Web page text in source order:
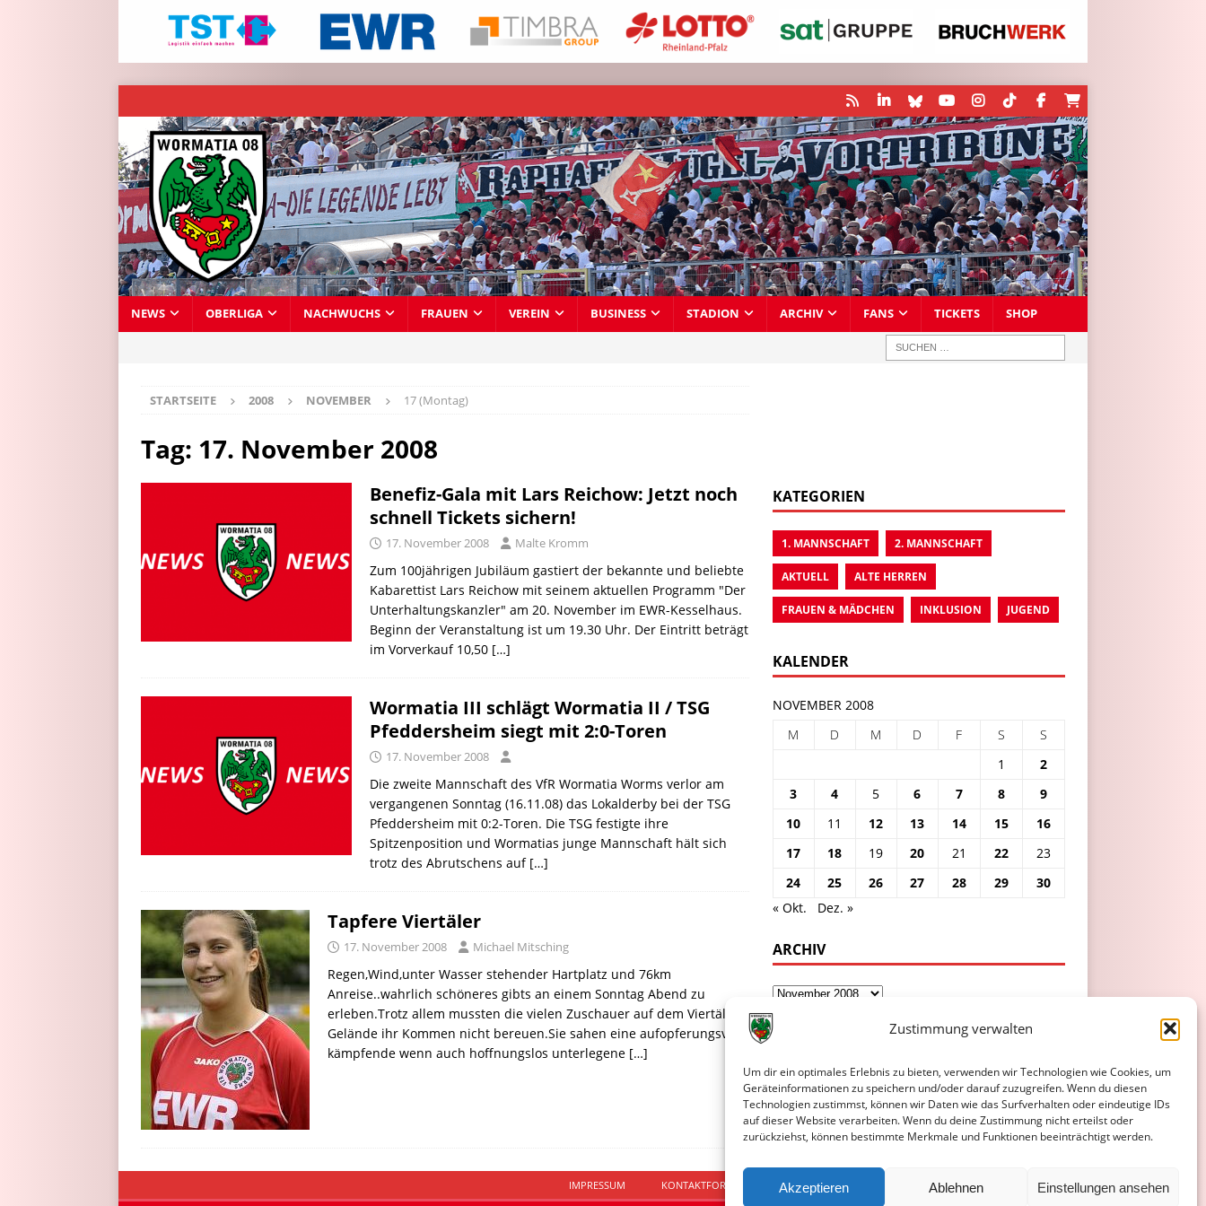
Zustimmung verwalten
Um dir ein optimales Erlebnis zu bieten, verwenden wir Technologien wie Cookies, um
Geräteinformationen zu speichern und/oder darauf zuzugreifen. Wenn du diesen
Technologien zustimmst, können wir Daten wie das Surfverhalten oder eindeutige IDs
auf dieser Website verarbeiten. Wenn du deine Zustimmung nicht erteilst oder
zurückziehst, können bestimmte Merkmale und Funktionen beeinträchtigt werden.
Akzeptieren Ablehnen Einstellungen ansehen
NEWS OBERLIGA NACHWUCHS FRAUEN VEREIN BUSINESS STADION ARCHIV FANS TICKETS SHOP
STARTSEITE 2008 NOVEMBER 17 (Montag)
Tag: 17. November 2008
Benefiz-Gala mit Lars Reichow: Jetzt noch
schnell Tickets sichern!
17. November 2008 Malte Kromm
Zum 100jährigen Jubiläum gastiert der bekannte und beliebte
Kabarettist Lars Reichow mit seinem aktuellen Programm "Der
Unterhaltungskanzler" am 20. November im EWR-Kesselhaus.
Beginn der Veranstaltung ist um 19.30 Uhr. Der Eintritt beträgt
im Vorverkauf 10,50 […]
Wormatia III schlägt Wormatia II / TSG
Pfeddersheim siegt mit 2:0-Toren
17. November 2008
Die zweite Mannschaft des VfR Wormatia Worms verlor am
vergangenen Sonntag (16.11.08) das Lokalderby bei der TSG
Pfeddersheim mit 0:2-Toren. Die TSG festigte ihre
Spitzenposition und Wormatias junge Mannschaft hält sich
trotz des Abrutschens auf […]
Tapfere Viertäler
17. November 2008 Michael Mitsching
Regen,Wind,unter Wasser stehender Hartplatz und 76km
Anreise..wahrlich schöneres gibts an einem Sonntag Abend zu
erleben.Trotz allem mussten die vielen Zuschauer auf dem Viertäler
Gelände ihr Kommen nicht bereuen.Sie sahen eine aufopferungsvoll
kämpfende wenn auch hoffnungslos unterlegene […]
KATEGORIEN
1. MANNSCHAFT 2. MANNSCHAFT
AKTUELL ALTE HERREN
FRAUEN & MÄDCHEN INKLUSION JUGEND
KALENDER
NOVEMBER 2008
M
D M D F S
S
1
2
3
4 5 6 7 8
9
10
11 12 13 14 15
16
17
18 19 20 21 22
23
24
25 26 27 28 29
30
« Okt.
Dez. »
ARCHIV
IMPRESSUM KONTAKTFORMULAR DATENSCHUTZERKLÄRUNG COOKIE-RICHTLINIE (EU)